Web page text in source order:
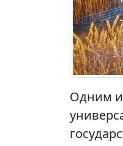
Одним